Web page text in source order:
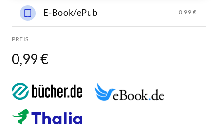
E-Book/ePub 0,99 €
PREIS
0,99 €